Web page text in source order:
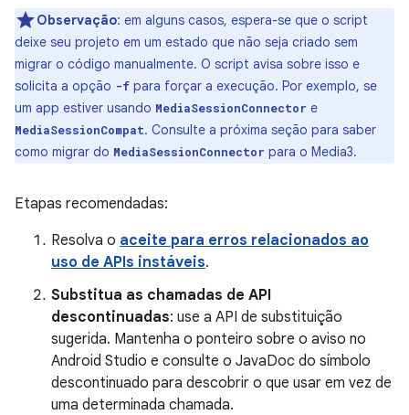
Observação: em alguns casos, espera-se que o script
deixe seu projeto em um estado que não seja criado sem
migrar o código manualmente. O script avisa sobre isso e
solicita a opção -f para forçar a execução. Por exemplo, se
um app estiver usando MediaSessionConnector e
MediaSessionCompat. Consulte a próxima seção para saber
como migrar do MediaSessionConnector para o Media3.
Etapas recomendadas:
Resolva o aceite para erros relacionados ao
uso de APIs instáveis.
Substitua as chamadas de API
descontinuadas: use a API de substituição
sugerida. Mantenha o ponteiro sobre o aviso no
Android Studio e consulte o JavaDoc do símbolo
descontinuado para descobrir o que usar em vez de
uma determinada chamada.